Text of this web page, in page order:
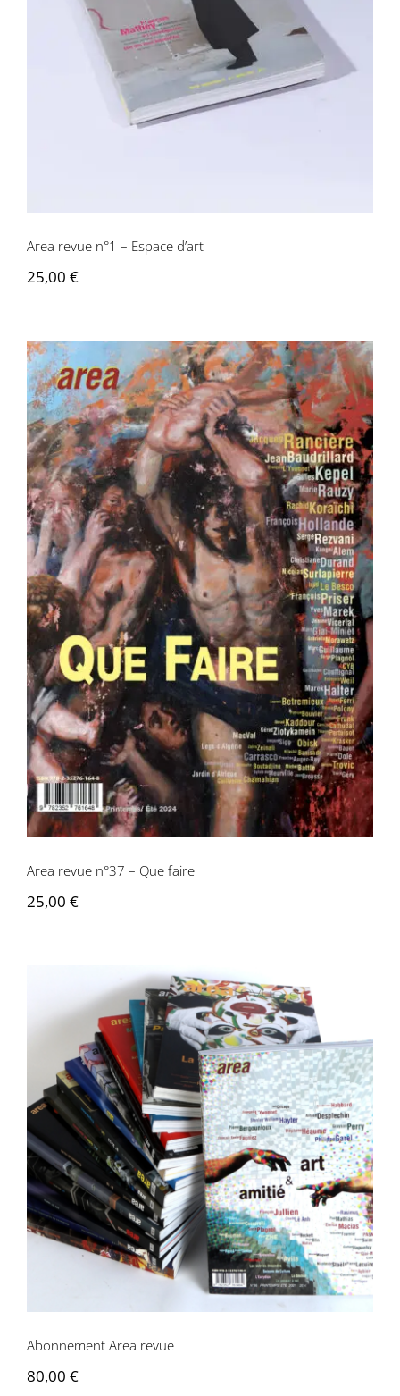
Area revue n°1 – Espace d’art
Area revue n°1 – Espace d’art
25,00 €
Area revue n°37 – Que faire
Area revue n°37 – Que faire
25,00 €
Abonnement Area revue
Abonnement Area revue
80,00 €